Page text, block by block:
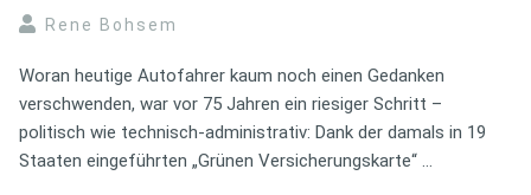
Rene Bohsem
Woran heutige Autofahrer kaum noch einen Gedanken
verschwenden, war vor 75 Jahren ein riesiger Schritt –
politisch wie technisch-administrativ: Dank der damals in 19
Staaten eingeführten „Grünen Versicherungskarte“ …